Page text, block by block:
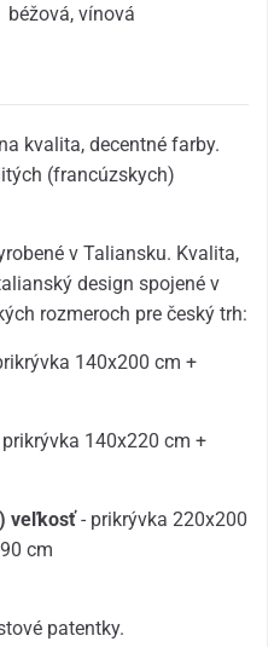
béžová,vínová
kvalita, decentné farby.
(francúzskych)
v Taliansku. Kvalita,
design spojené v
rozmeroch pre český trh:
140x200 cm +
140x220 cm +
veľkosť- prikrývka 220x200
cm
patentky.